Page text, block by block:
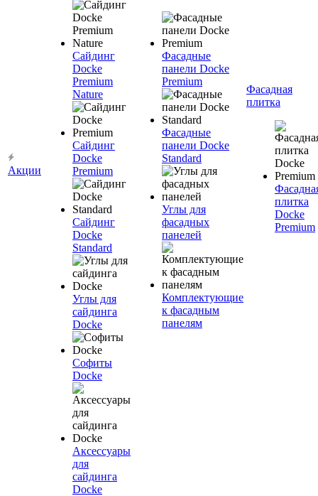
Акции
Сайдинг
Docke
Premium
Nature
Сайдинг
Docke
Premium
Сайдинг
Docke
Standard
Углы для
сайдинга
Docke
Софиты
Docke
Аксессуары
для
сайдинга
Docke
Фасадные
панели Docke
Premium
Фасадные
панели Docke
Standard
Углы для
фасадных
панелей
Комплектующие
к фасадным
панелям
Фасадная
плитка
плитка
Docke
Premium